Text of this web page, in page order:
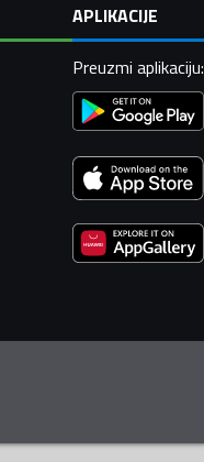
APLIKACIJE
Preuzmi aplikaciju: